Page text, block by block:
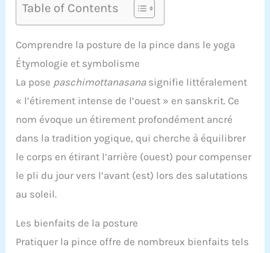
Table of Contents
Comprendre la posture de la pince dans le yoga
Étymologie et symbolisme
La pose paschimottanasanasignifie littéralement
« l’étirement intense de l’ouest » en sanskrit. Ce
nom évoque un étirement profondément ancré
dans la tradition yogique, qui cherche à équilibrer
le corps en étirant l’arrière (ouest) pour compenser
le pli du jour vers l’avant (est) lors des salutations
au soleil.
Les bienfaits de la posture
Pratiquer la pince offre de nombreux bienfaits tels